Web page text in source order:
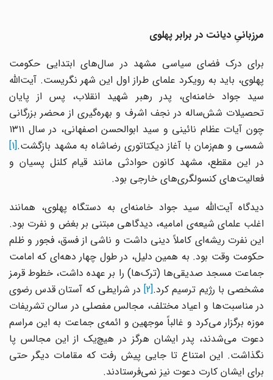
مرزبانیِ دیانت در برابر پهلوی
برای درک فضای سیاسی مشهد در سال‌های ابتدایی حکومت
پهلوی، باید به رویکرد علمای طراز اول این شهر نگریست. آیت‌الله
سید جواد خامنه‌ای، پدر رهبر شهید انقلاب، پس از پایان
تحصیلات شش‌ساله در نجف اشرف و بهره‌گیری از محضر بزرگانی
چون آیات عظام نائینی و سید ابوالحسن اصفهانی، در سال ۱۳۱۱
شمسی و هم‌زمان با آغاز دیکتاتوری رضاشاه به مشهد بازگشت.[1]
در این مقطع، مشهد کانون حوادثی مانند قیام کلنل پسیان و
فعالیت‌های کنسولگری‌های خارجی بود.
دیدگاه آیت‌الله سید جواد خامنه‌ای به دستگاه پهلوی، همانند
اغلب علمای شیعه‌ی امامیه، دیدگاهی مبتنی بر بغض و نفرت بود.
این نفرت ریشه‌ای کاملاً دینی داشت و ناشی از فسق، فجور و ظلم
حکومت وقت بود. به همین دلیل، در طول چهار دهه‌ای که امامت
جماعت مسجد صدیقی‌ها (ترک‌ها) را بر عهده داشت، خطوط قرمز
مشخصی با رژیم ترسیم کرد.[2] در شرایطی که آستان قدس رضوی
در مناسبت‌ها و اعیاد مختلف، مجالس مفصلی در سالن تشریفات
موزه برگزار می‌کرد و غالباً موجهین و ائمه‌ی جماعت به این مراسم
دعوت می‌شدند، پدر ایشان هرگز در هیچ‌یک از این مجالس پا
نگذاشت. این امتناع تا جایی پیش رفت که مقامات دیگر حتی
برای ایشان کارت دعوت نیز نمی‌فرستادند.